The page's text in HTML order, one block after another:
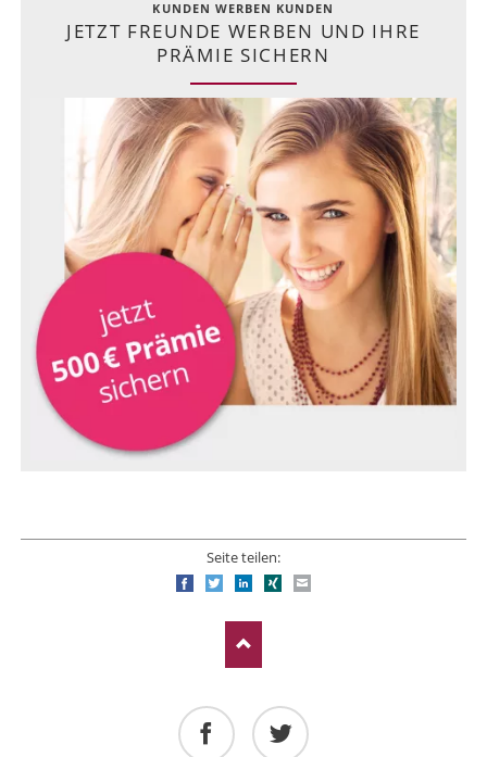
KUNDEN WERBEN KUNDEN
JETZT FREUNDE WERBEN UND IHRE
PRÄMIE SICHERN
Seite teilen:
FacebookTwitterLinkedIn
Xing